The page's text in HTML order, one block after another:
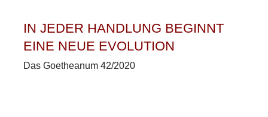
IN JEDER HANDLUNG BEGINNT
EINE NEUE EVOLUTION
Das Goetheanum 42/2020